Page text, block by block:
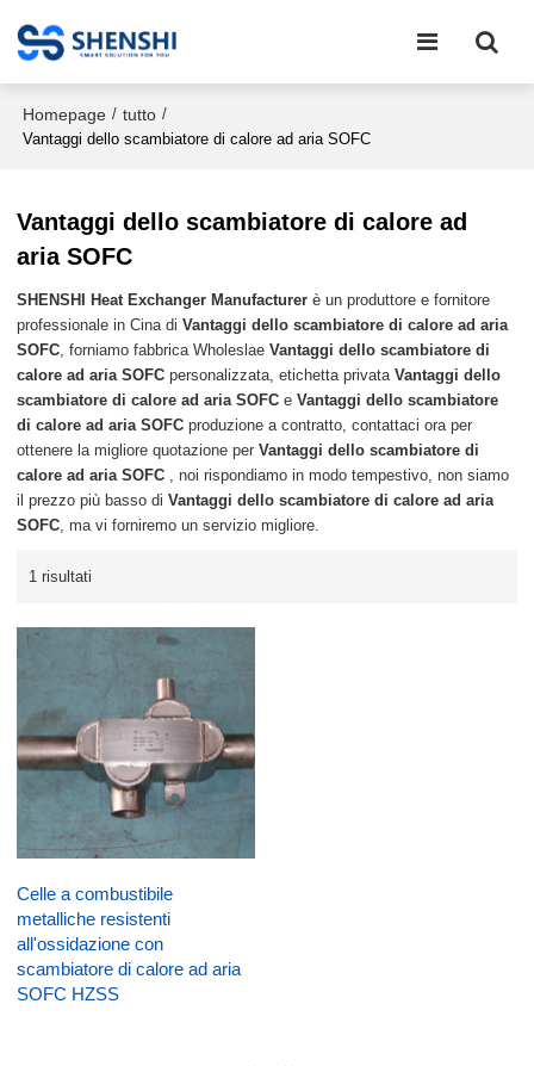
Homepage / tutto /
Vantaggi dello scambiatore di calore ad aria SOFC
Vantaggi dello scambiatore di calore ad
aria SOFC
SHENSHI Heat Exchanger Manufacturer​ è un produttore e fornitore
professionale in Cina diVantaggi dello scambiatore di calore ad aria
SOFC, forniamo fabbrica WholeslaeVantaggi dello scambiatore di
calore ad aria SOFC personalizzata, etichetta privataVantaggi dello
scambiatore di calore ad aria SOFC eVantaggi dello scambiatore
di calore ad aria SOFC produzione a contratto, contattaci ora per
ottenere la migliore quotazione perVantaggi dello scambiatore di
calore ad aria SOFC , noi rispondiamo in modo tempestivo, non siamo
il prezzo più basso diVantaggi dello scambiatore di calore ad aria
SOFC, ma vi forniremo un servizio migliore.
1 risultati
Celle a combustibile
metalliche resistenti
all'ossidazione con
scambiatore di calore ad aria
SOFC HZSS